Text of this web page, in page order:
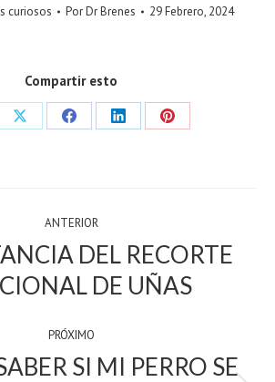
curiosos PorDr Brenes 29 Febrero, 2024
Compartir esto
Share
Share
Share
Share
ANTERIOR
Previous
post:
DEL RECORTE
DE UÑAS
PRÓXIMO
SI MI PERRO SE